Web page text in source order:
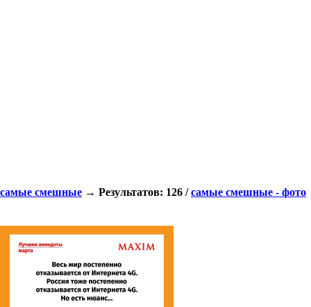
самые смешные → Результатов: 126 /самые смешные - фото